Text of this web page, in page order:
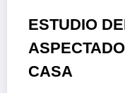
ESTUDIO
CASA